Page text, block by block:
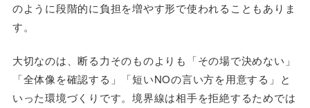
のように段階的に負担を増やす形で使われることもありま
す。
大切なのは、断る力そのものよりも「その場で決めない」
「全体像を確認する」「短いNOの言い方を用意する」と
いった環境づくりです。境界線は相手を拒絶するためでは